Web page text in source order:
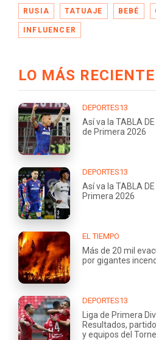
RUSIA TATUAJE BEBÉ
INFLUENCER
LO MÁS RECIENTE
DEPORTES13
Así va la TABLA
de Primera 2026
DEPORTES13
Así va la TABLA
Primera 2026
EL TIEMPO
Más de 20 mil
por gigantes
DEPORTES13
Liga de Primera
Resultados,
y equipos del